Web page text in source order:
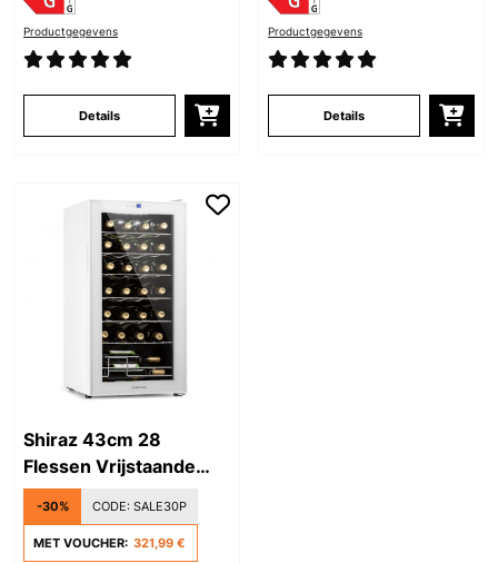
Productgegevens
Details
Productgegevens
Details
Shiraz 43cm 28
Flessen Vrijstaande
Wijnkoelkast Wit
-30% CODE: SALE30P
MET VOUCHER: 321,99 €